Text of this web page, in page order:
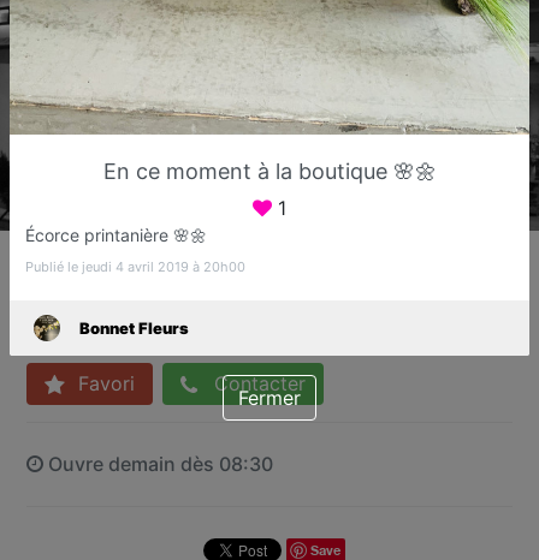
Bonnet Fleurs
Favori Contacter
Ouvre demain dès 08:30
Save
En ce moment à la boutique 🌸🌼
1
Écorce printanière 🌸🌼
Publié le jeudi 4 avril 2019 à 20h00
Bonnet Fleurs
Fermer